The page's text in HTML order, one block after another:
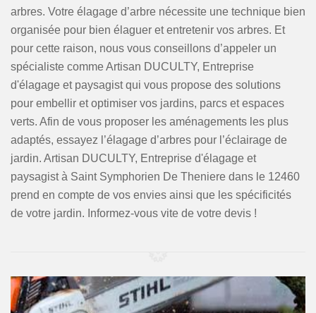
arbres. Votre élagage d’arbre nécessite une technique bien
organisée pour bien élaguer et entretenir vos arbres. Et
pour cette raison, nous vous conseillons d’appeler un
spécialiste comme Artisan DUCULTY, Entreprise
d'élagage et paysagist qui vous propose des solutions
pour embellir et optimiser vos jardins, parcs et espaces
verts. Afin de vous proposer les aménagements les plus
adaptés, essayez l’élagage d’arbres pour l’éclairage de
jardin. Artisan DUCULTY, Entreprise d'élagage et
paysagist à Saint Symphorien De Theniere dans le 12460
prend en compte de vos envies ainsi que les spécificités
de votre jardin. Informez-vous vite de votre devis !